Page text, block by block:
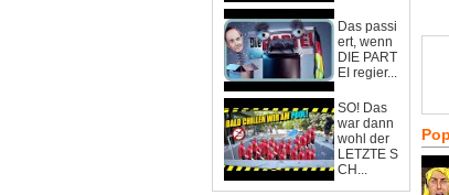
Das passi
ert, wenn
DIE PART
EI regier...
SO! Das
war dann
wohl der
LETZTE S
CH...